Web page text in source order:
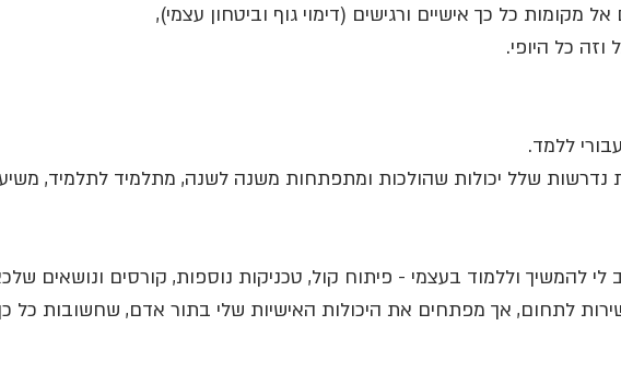
מקומות כל כך אישיים ורגישים (דימוי גוף וביטחון עצמי),
כל היופי.
ללמד.
נדרשות שלל יכולות שהולכות ומתפתחות משנה לשנה, מתלמיד לתלמיד,
לי להמשיך וללמוד בעצמי - פיתוח קול, טכניקות נוספות, קורסים ונושאים
לתחום, אך מפתחים את היכולות האישיות שלי בתור אדם, שחשובות כל